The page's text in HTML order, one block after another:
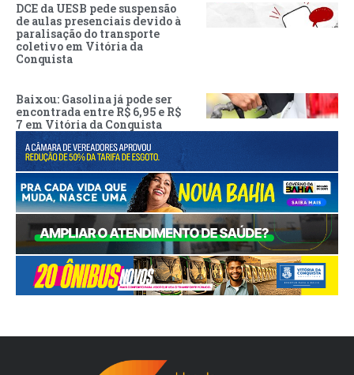
DCE da UESB pede suspensão
de aulas presenciais devido à
paralisação do transporte
coletivo em Vitória da
Conquista
Baixou: Gasolina já pode ser
encontrada entre R$ 6,95 e R$
7 em Vitória da Conquista